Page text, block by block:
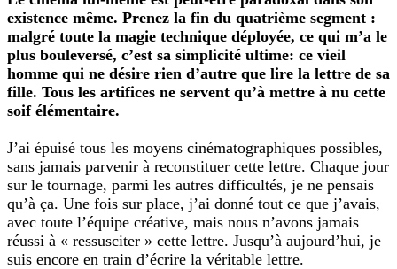
existence même. Prenez la fin du quatrième segment :
malgré toute la magie technique déployée, ce qui m’a le
plus bouleversé, c’est sa simplicité ultime: ce vieil
homme qui ne désire rien d’autre que lire la lettre de sa
fille. Tous les artifices ne servent qu’à mettre à nu cette
soif élémentaire.
J’ai épuisé tous les moyens cinématographiques possibles,
sans jamais parvenir à reconstituer cette lettre. Chaque jour
sur le tournage, parmi les autres difficultés, je ne pensais
qu’à ça. Une fois sur place, j’ai donné tout ce que j’avais,
avec toute l’équipe créative, mais nous n’avons jamais
réussi à « ressusciter » cette lettre. Jusqu’à aujourd’hui, je
suis encore en train d’écrire la véritable lettre.